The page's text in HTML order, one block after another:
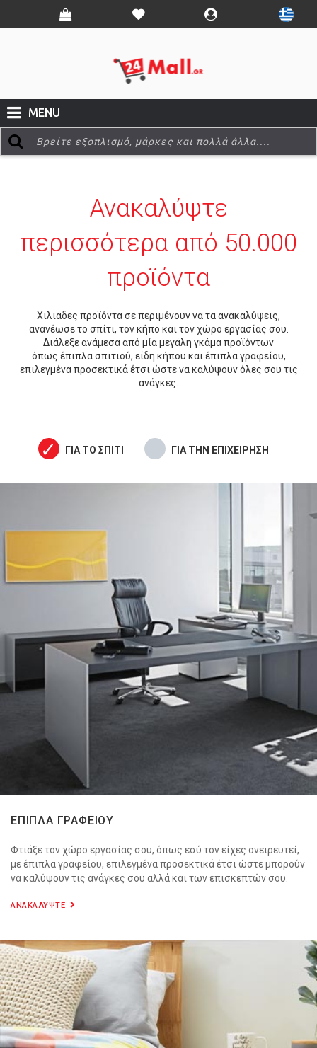
MENU
Ανακαλύψτε
περισσότερα από 50.000
προϊόντα
Χιλιάδες προϊόντα σε περιμένουν να τα ανακαλύψεις,
ανανέωσε το σπίτι, τον κήπο και τον χώρο εργασίας σου.
Διάλεξε ανάμεσα από μία μεγάλη γκάμα προϊόντων
όπως έπιπλα σπιτιού, είδη κήπου και έπιπλα γραφείου,
επιλεγμένα προσεκτικά έτσι ώστε να καλύψουν όλες σου τις
ανάγκες.
ΓΙΑ ΤΟ ΣΠΙΤΙ ΓΙΑ ΤΗΝ ΕΠΙΧΕΙΡΗΣΗ
ΕΠΙΠΛΑ ΓΡΑΦΕΙΟΥ
Φτιάξε τον χώρο εργασίας σου, όπως εσύ τον είχες ονειρευτεί,
με έπιπλα γραφείου, επιλεγμένα προσεκτικά έτσι ώστε μπορούν
να καλύψουν τις ανάγκες σου αλλά και των επισκεπτών σου.
ΑΝΑΚΑΛΥΨΤΕ